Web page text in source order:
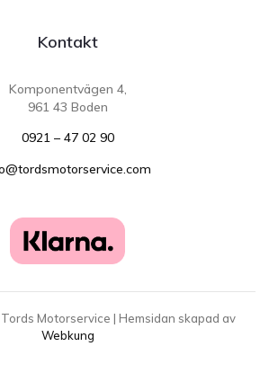
Kontakt
Komponentvägen 4,
961 43 Boden
0921 – 47 02 90
Tords Motorservice | Hemsidan skapad av
Webkung